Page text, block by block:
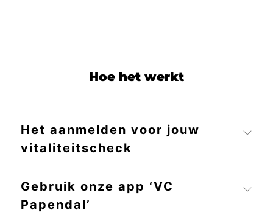
Hoe het werkt
Het aanmelden voor jouw
vitaliteitscheck
Gebruik onze app ‘VC
Papendal’